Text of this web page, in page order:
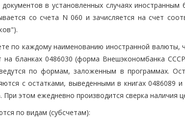
в установленных случаях
со счета N 060 и зачисляется на счет
по каждому наименованию иностранной валюты,
на бланках 0486030 (форма Внешэкономбанка
по формам, заложенным в программах.
с остатками, выведенными в книгах 0486089
этом ежедневно производится сверка наличия
по видам (субсчетам):